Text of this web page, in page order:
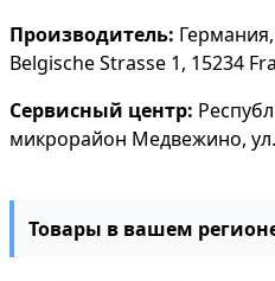
Производитель:
Belgische Strasse 1, 15234
Сервисный центр:
микрорайон Медвежино,
Товары в вашем